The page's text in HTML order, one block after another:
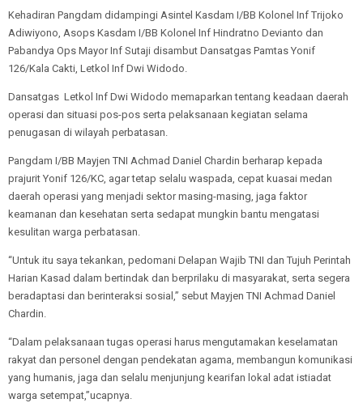
Kehadiran Pangdam didampingi Asintel Kasdam I/BB Kolonel Inf Trijoko
Adiwiyono, Asops Kasdam I/BB Kolonel Inf Hindratno Devianto dan
Pabandya Ops Mayor Inf Sutaji disambut Dansatgas Pamtas Yonif
126/Kala Cakti, Letkol Inf Dwi Widodo.
Dansatgas Letkol Inf Dwi Widodo memaparkan tentang keadaan daerah
operasi dan situasi pos-pos serta pelaksanaan kegiatan selama
penugasan di wilayah perbatasan.
Pangdam I/BB Mayjen TNI Achmad Daniel Chardin berharap kepada
prajurit Yonif 126/KC, agar tetap selalu waspada, cepat kuasai medan
daerah operasi yang menjadi sektor masing-masing, jaga faktor
keamanan dan kesehatan serta sedapat mungkin bantu mengatasi
kesulitan warga perbatasan.
“Untuk itu saya tekankan, pedomani Delapan Wajib TNI dan Tujuh Perintah
Harian Kasad dalam bertindak dan berprilaku di masyarakat, serta segera
beradaptasi dan berinteraksi sosial,” sebut Mayjen TNI Achmad Daniel
Chardin.
“Dalam pelaksanaan tugas operasi harus mengutamakan keselamatan
rakyat dan personel dengan pendekatan agama, membangun komunikasi
yang humanis, jaga dan selalu menjunjung kearifan lokal adat istiadat
warga setempat,”ucapnya.